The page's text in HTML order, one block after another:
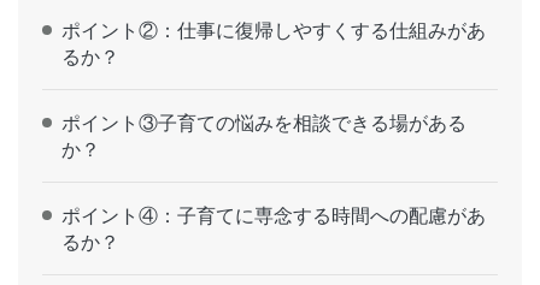
ポイント②：仕事に復帰しやすくする仕組みがあ
るか？
ポイント③子育ての悩みを相談できる場がある
か？
ポイント④：子育てに専念する時間への配慮があ
るか？